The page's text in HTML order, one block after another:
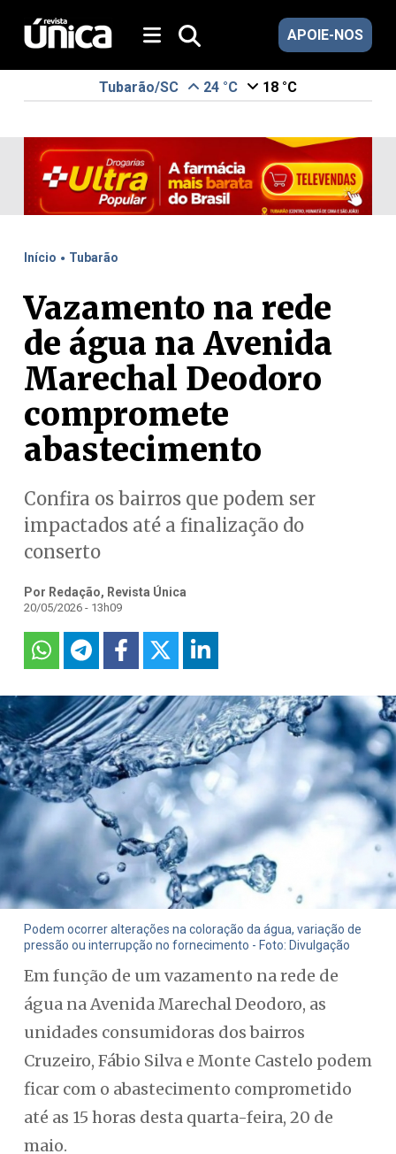
APOIE-NOS
Tubarão/SC 24 °C 18 °C
Início . Tubarão
Vazamento na rede
de água na Avenida
Marechal Deodoro
compromete
abastecimento
Confira os bairros que podem ser
impactados até a finalização do
conserto
Por Redação, Revista Única
20/05/2026 - 13h09
Podem ocorrer alterações na coloração da água, variação de
pressão ou interrupção no fornecimento - Foto: Divulgação
Em função de um vazamento na rede de
água na Avenida Marechal Deodoro, as
unidades consumidoras dos bairros
Cruzeiro, Fábio Silva e Monte Castelo podem
ficar com o abastecimento comprometido
até as 15 horas desta quarta-feira, 20 de
maio.